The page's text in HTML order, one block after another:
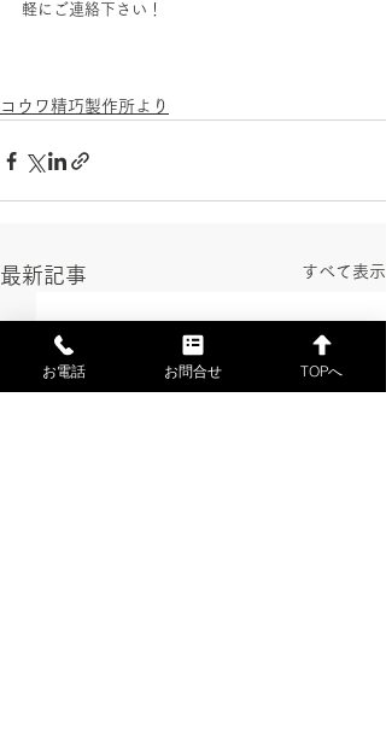
軽にご連絡下さい！
コウワ精巧製作所より
最新記事 すべて表示
お電話 お問合せ TOPへ